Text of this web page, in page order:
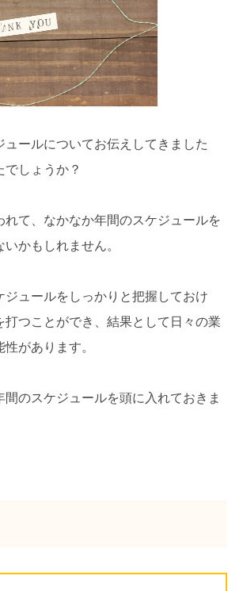
ュールについてお伝えしてきました
でしょうか？
れて、なかなか年間のスケジュールを
かもしれません。
ジュールをしっかりと把握しておけ
打つことができ、結果として日々の業
があります。
間のスケジュールを頭に入れておきま